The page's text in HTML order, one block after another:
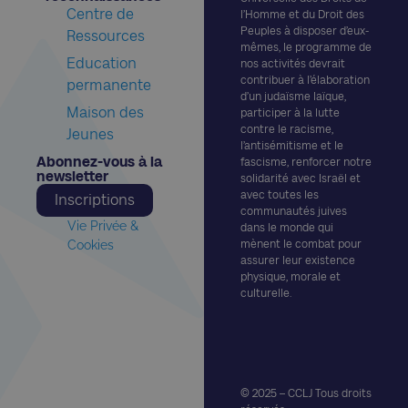
l’Homme et du Droit des
Peuples à disposer d’eux-
mêmes, le programme de
nos activités devrait
contribuer à l’élaboration
d’un judaïsme laïque,
participer à la lutte
contre le racisme,
l’antisémitisme et le
fascisme, renforcer notre
solidarité avec Israël et
avec toutes les
communautés juives
dans le monde qui
mènent le combat pour
assurer leur existence
physique, morale et
culturelle.
© 2025 – CCLJ Tous droits
Centre de
Ressources
Education
permanente
Maison des
Jeunes
Abonnez-vous à la
newsletter​
Inscriptions
Vie Privée &
Cookies